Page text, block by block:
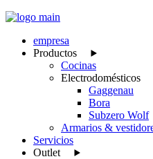
empresa
Productos
Cocinas
Electrodomésticos
Gaggenau
Bora
Subzero Wolf
Armarios &
Servicios
Outlet